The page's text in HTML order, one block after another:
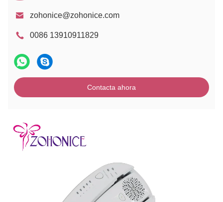
zohonice@zohonice.com
0086 13910911829
Contacta ahora